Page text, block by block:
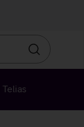
Otsin
Telias